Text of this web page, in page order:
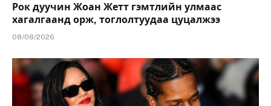
Рок дуучин Жоан Жетт гэмтлийн улмаас
хагалгаанд орж, тоглолтуудаа цуцалжээ
08/08/2026